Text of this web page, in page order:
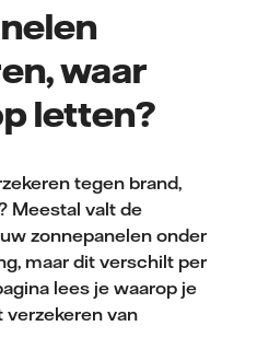
waar
letten?
tegen brand,
Meestal valt de
zonnepanelen onder
maar dit verschilt per
lees je waarop je
van